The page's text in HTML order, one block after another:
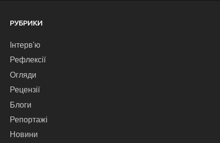
РУБРИКИ
Інтерв'ю
Рефлексії
Огляди
Рецензії
Блоги
Репортажі
Новини